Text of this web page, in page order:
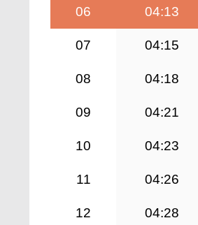
06 04:13
07 04:15
08 04:18
09 04:21
10 04:23
11 04:26
12 04:28